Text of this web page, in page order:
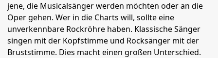
jene, die Musicalsänger werden möchten oder an die
Oper gehen. Wer in die Charts will, sollte eine
unverkennbare Rockröhre haben. Klassische Sänger
singen mit der Kopfstimme und Rocksänger mit der
Bruststimme. Dies macht einen großen Unterschied.